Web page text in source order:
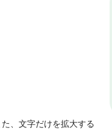
、文字だけを拡大する